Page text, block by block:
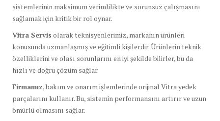
sistemlerinin maksimum verimlilikte ve sorunsuz çalışmasını
sağlamak için kritik bir rol oynar.
Vitra Servis olarak teknisyenlerimiz, markanın ürünleri
konusunda uzmanlaşmış ve eğitimli kişilerdir. Ürünlerin teknik
özelliklerini ve olası sorunlarını en iyi şekilde bilirler, bu da
hızlı ve doğru çözüm sağlar.
Firmamız, bakım ve onarım işlemlerinde orijinal Vitra yedek
parçalarını kullanır. Bu, sistemin performansını artırır ve uzun
ömürlü olmasını sağlar.